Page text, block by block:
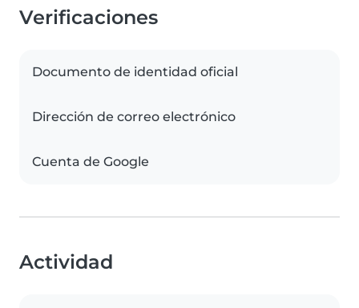
Verificaciones
Documento de identidad oficial
Dirección de correo electrónico
Cuenta de Google
Actividad